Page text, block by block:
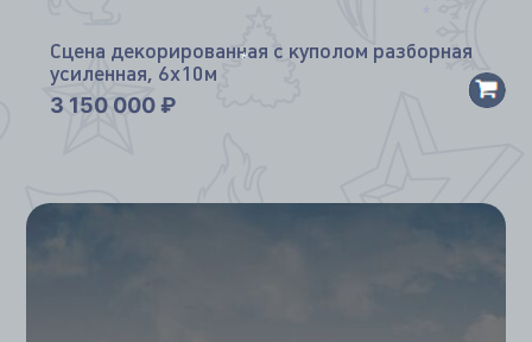
Сцена декорированная с куполом разборная
усиленная, 6х10м
3 150 000 ₽